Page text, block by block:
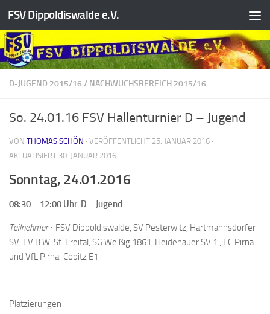
Zum Inhalt springen
FSV Dippoldiswalde e.V.
D-JUGEND 2015/16 / NACHWUCHSBEREICH 2015/16
So. 24.01.16 FSV Hallenturnier D – Jugend
VON THOMAS SCHÖN · VERÖFFENTLICHT 25. JANUAR 2016 ·
AKTUALISIERT 30. JANUAR 2016
Sonntag, 24.01.2016
08:30 – 12:00 Uhr D – Jugend
Teilnehmer : FSV Dippoldiswalde, SV Pesterwitz, Hartmannsdorfer
SV, FV B.W. St. Freital, SG Weißig 1861, Heidenauer SV 1., FC Pirna
und VfL Pirna-Copitz E1
Platzierungen :